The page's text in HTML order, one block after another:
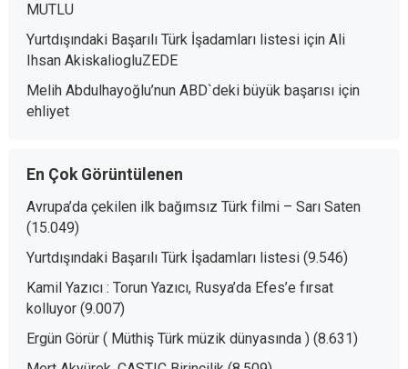
MUTLU
Yurtdışındaki Başarılı Türk İşadamları listesiiçin Ali
Ihsan AkiskaliogluZEDE
Melih Abdulhayoğlu’nun ABD`deki büyük başarısıiçin
ehliyet
En Çok Görüntülenen
Avrupa’da çekilen ilk bağımsız Türk filmi – Sarı Saten
(15.049)
Yurtdışındaki Başarılı Türk İşadamları listesi (9.546)
Kamil Yazıcı : Torun Yazıcı, Rusya’da Efes’e fırsat
kolluyor (9.007)
Ergün Görür ( Müthiş Türk müzik dünyasında ) (8.631)